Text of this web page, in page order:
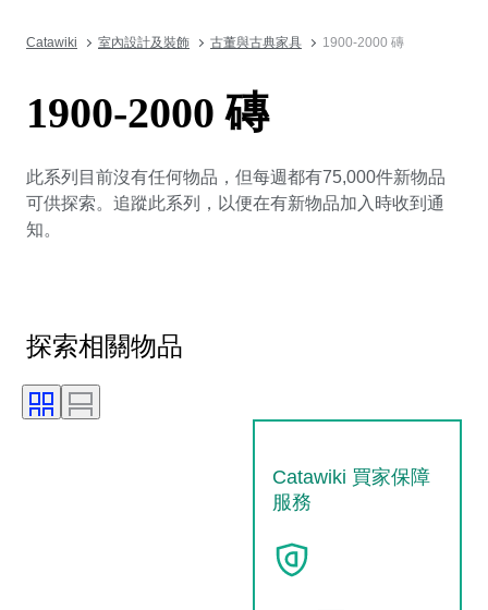
Catawiki 室內設計及裝飾 古董與古典家具 1900-2000 磚
1900-2000 磚
此系列目前沒有任何物品，但每週都有75,000件新物品
可供探索。追蹤此系列，以便在有新物品加入時收到通
知。
探索相關物品
Catawiki 買家保障
服務